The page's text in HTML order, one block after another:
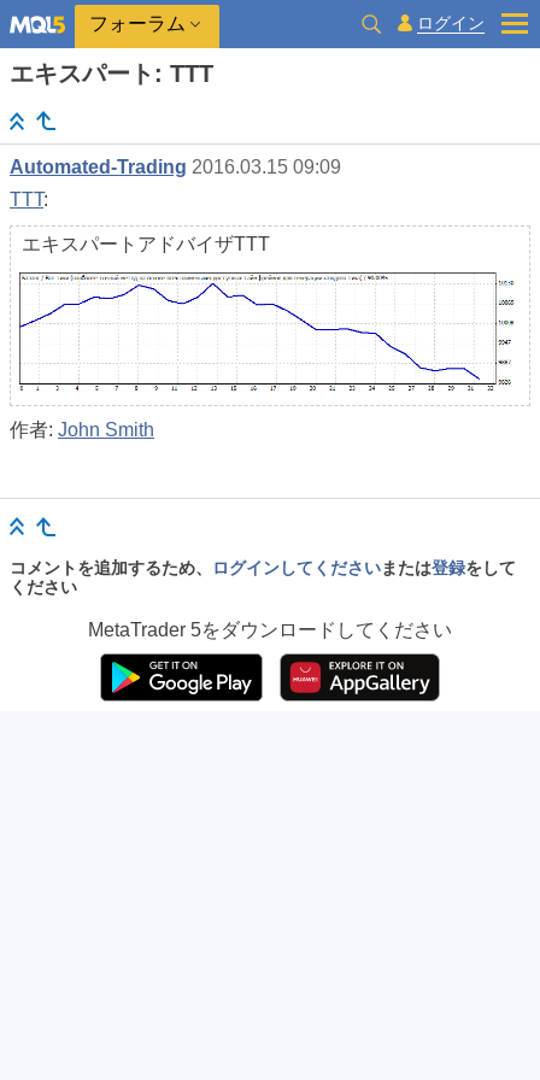
フォーラム ログイン
エキスパート: TTT
Automated-Trading 2016.03.15 09:09
TTT:
エキスパートアドバイザTTT
作者: John Smith
コメントを追加するため、 ログインしてくださいまたは登録をして
ください
MetaTrader 5をダウンロードしてください